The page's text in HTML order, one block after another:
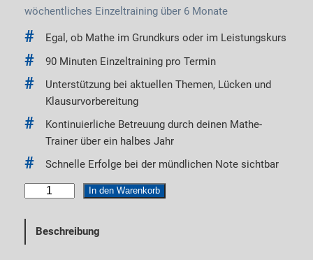
wöchentliches Einzeltraining über 6 Monate
Egal, ob Mathe im Grundkurs oder im Leistungskurs
90 Minuten Einzeltraining pro Termin
Unterstützung bei aktuellen Themen, Lücken und
Klausurvorbereitung
Kontinuierliche Betreuung durch deinen Mathe-
Trainer über ein halbes Jahr
Schnelle Erfolge bei der mündlichen Note sichtbar
t
In den Warenkorb
Beschreibung